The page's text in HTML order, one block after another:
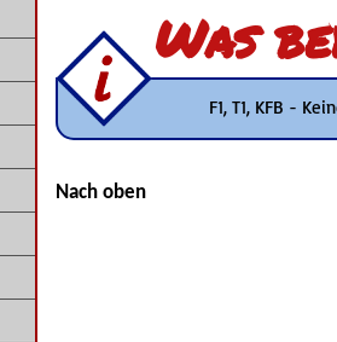
Was
F1, T1, KFB -
Nach oben